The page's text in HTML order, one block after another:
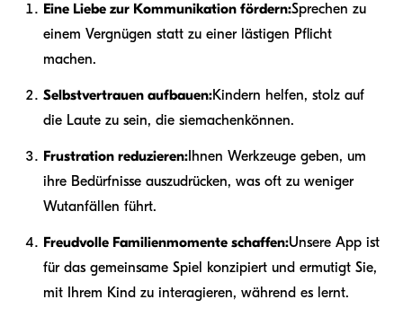
Eine Liebe zur Kommunikation fördern:Sprechen zu
einem Vergnügen statt zu einer lästigen Pflicht
machen.
Selbstvertrauen aufbauen:Kindern helfen, stolz auf
die Laute zu sein, die siemachenkönnen.
Frustration reduzieren: Ihnen Werkzeuge geben, um
ihre Bedürfnisse auszudrücken, was oft zu weniger
Wutanfällen führt.
Freudvolle Familienmomente schaffen:Unsere App ist
für das gemeinsame Spiel konzipiert und ermutigt Sie,
mit Ihrem Kind zu interagieren, während es lernt.